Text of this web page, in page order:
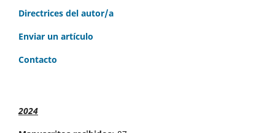
Directrices del autor/a
Enviar un artículo
Contacto
2024